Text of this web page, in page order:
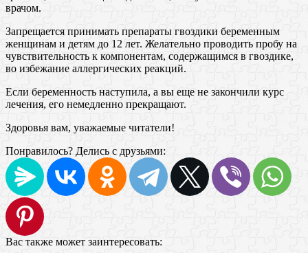
врачом.
Запрещается принимать препараты гвоздики беременным
женщинам и детям до 12 лет. Желательно проводить пробу на
чувствительность к компонентам, содержащимся в гвоздике,
во избежание аллергических реакций.
Если беременность наступила, а вы еще не закончили курс
лечения, его немедленно прекращают.
Здоровья вам, уважаемые читатели!
Понравилось? Делись с друзьями:
Вас также может заинтересовать: